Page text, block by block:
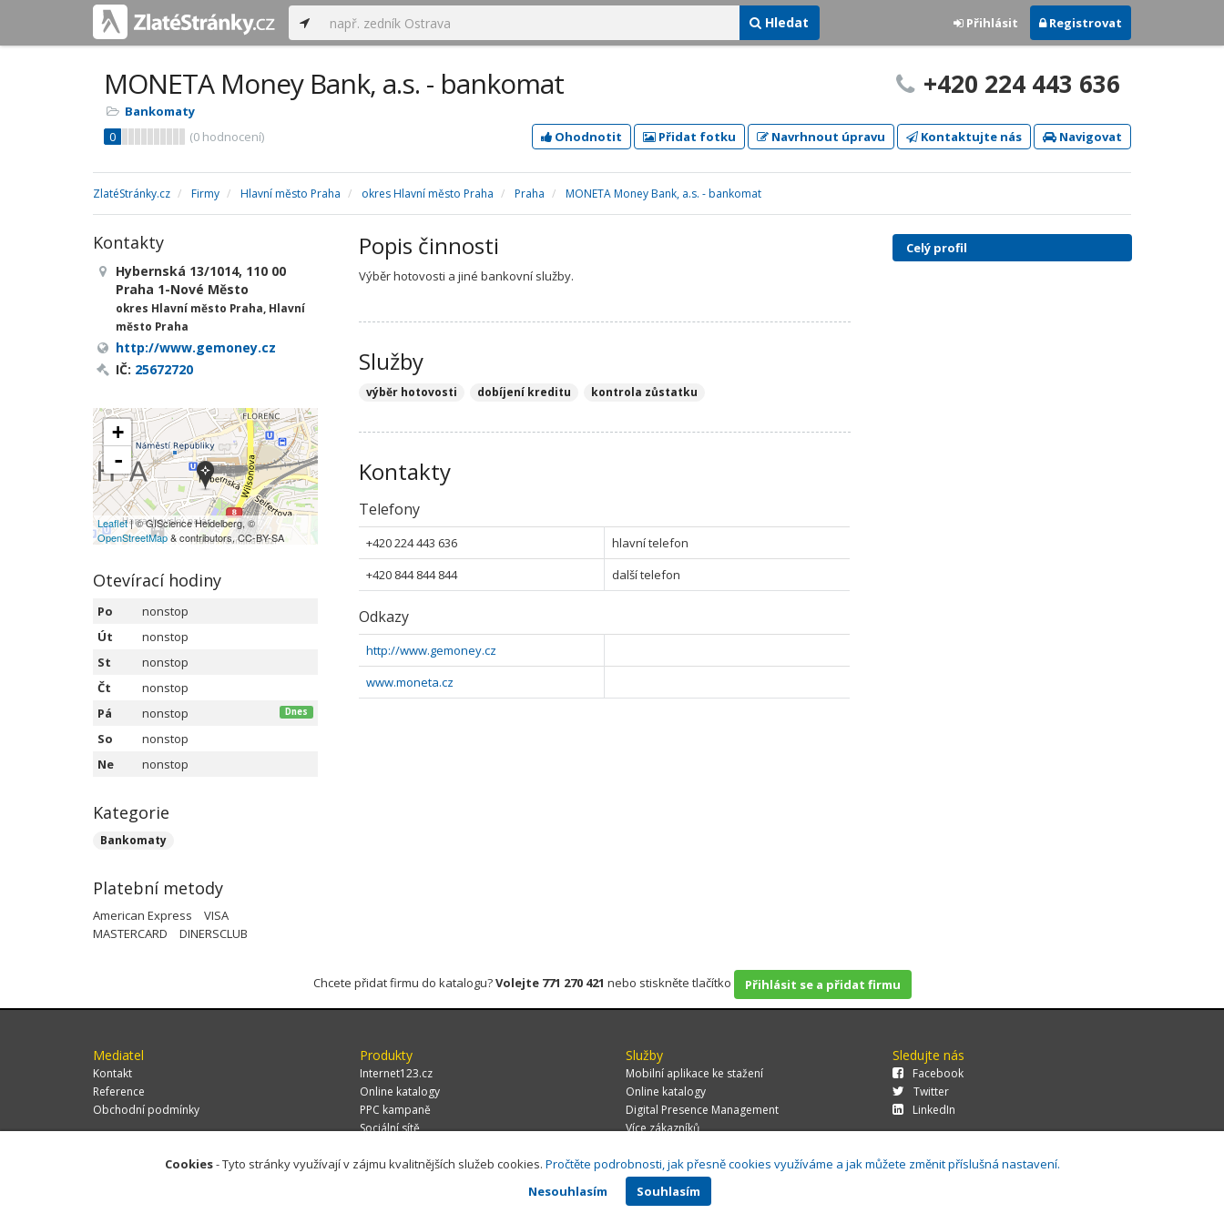
Hledat Přihlásit Registrovat
MONETA Money Bank, a.s. - bankomat
Bankomaty
0
(0 hodnocení)
+420 224 443 636
Ohodnotit Přidat fotku Navrhnout úpravu Kontaktujte nás Navigovat
ZlatéStránky.cz Firmy Hlavní město Praha okres Hlavní město Praha Praha MONETA Money Bank, a.s. - bankomat
Popis činnosti
Výběr hotovosti a jiné bankovní služby.
Služby
výběr hotovosti dobíjení kreditu kontrola zůstatku
Kontakty
Telefony
+420 224 443 636
hlavní telefon
+420 844 844 844
další telefon
Odkazy
http://www.gemoney.cz
www.moneta.cz
Kontakty
Hybernská 13/1014, 110 00
Praha 1-Nové Město
okres Hlavní město Praha, Hlavní
město Praha
http://www.gemoney.cz
IČ: 25672720
+
-
Leaflet| © GIScience Heidelberg, ©
OpenStreetMap& contributors, CC-BY-SA
Otevírací hodiny
Po
nonstop
Út
nonstop
St
nonstop
Čt
nonstop
Pá
nonstop Dnes
So
nonstop
Ne
nonstop
Kategorie
Bankomaty
Platební metody
American Express
VISA
MASTERCARD
DINERSCLUB
Celý profil
Chcete přidat firmu do katalogu?Volejte 771 270 421 nebo stiskněte tlačítko Přihlásit se a přidat firmu
Mediatel
Kontakt
Reference
Obchodní podmínky
Produkty
Internet123.cz
Online katalogy
PPC kampaně
Sociální sítě
Služby
Mobilní aplikace ke stažení
Online katalogy
Digital Presence Management
Více zákazníků
Sledujte nás
Facebook
Twitter
LinkedIn
Za Potokem 46/4, 106 00 Praha 10, tel.: +420 771 270 421, verze 1.29.0.143,
Cookies- Tyto stránky využívají v zájmu kvalitnějších služeb cookies. Pročtěte podrobnosti, jak přesně cookies využíváme a jak můžete změnit příslušná nastavení.
Nesouhlasím
Souhlasím